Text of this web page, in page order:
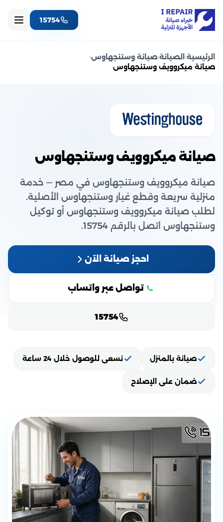
15754
الرئيسية‹ الصيانة‹صيانة وستنجهاوس‹
صيانة ميكروويف وستنجهاوس
صيانة ميكروويف وستنجهاوس
صيانة ميكروويف وستنجهاوس في مصر — خدمة
منزلية سريعة وقطع غيار وستنجهاوس الأصلية.
لطلب صيانة ميكروويف وستنجهاوس أو توكيل
وستنجهاوس اتصل بالرقم 15754.
احجز صيانة الآن
تواصل عبر واتساب
15754
صيانة بالمنزل نسعى للوصول خلال 24 ساعة
ضمان على الإصلاح